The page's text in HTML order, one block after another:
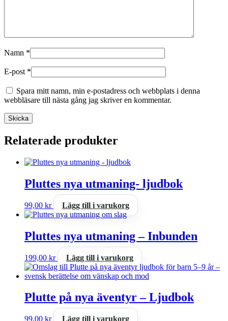
Namn *
E-post *
Spara mitt namn, min e-postadress och webbplats i denna
webbläsare till nästa gång jag skriver en kommentar.
Relaterade produkter
Pluttes nya utmaning- ljudbok
99,00 kr Lägg till i varukorg
Pluttes nya utmaning – Inbunden
199,00 kr Lägg till i varukorg
Plutte på nya äventyr – Ljudbok
99,00 kr Lägg till i varukorg